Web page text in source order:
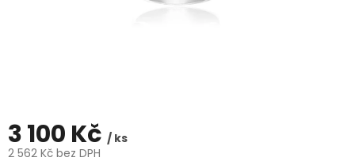
3 100 Kč / ks
2 562 Kč bez DPH